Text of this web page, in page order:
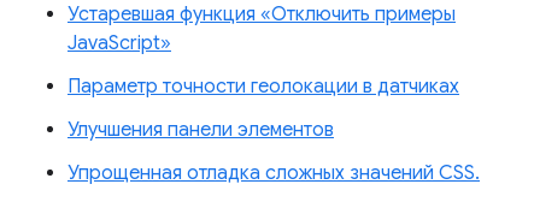
Устаревшая функция «Отключить примеры
JavaScript»
Параметр точности геолокации в датчиках
Улучшения панели элементов
Упрощенная отладка сложных значений CSS.